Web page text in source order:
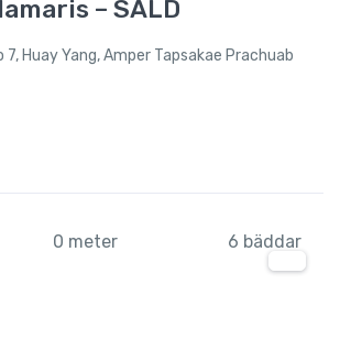
– SÅLD
7, Huay Yang, Amper Tapsakae Prachuab
0 meter 6 bäddar